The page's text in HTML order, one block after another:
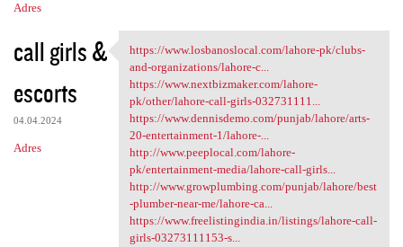
Adres
call girls &
escorts
04.04.2024
Adres
https://www.losbanoslocal.com
https://www.losbanoslocal.com/lahore-pk/clubs-
and-organizations/lahore-c...
https://www.nextbizmaker.com/lahore-
pk/other/lahore-call-girls-032731111...
https://www.dennisdemo.com/punjab/lahore/arts-
20-entertainment-1/lahore-...
http://www.peeplocal.com/lahore-
pk/entertainment-media/lahore-call-girls...
http://www.growplumbing.com/punjab/lahore/best
-plumber-near-me/lahore-ca...
https://www.freelistingindia.in/listings/lahore-call-
girls-03273111153-s...